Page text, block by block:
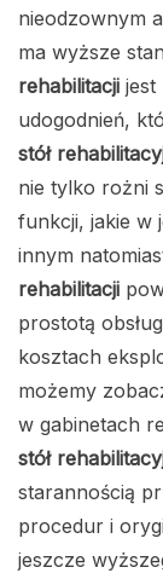
nieodzownym
ma wyższe
rehabilitacji jest
udogodnień,
stół
nie tylko rożni
funkcji, jakie w
innym
rehabilitacji
prostotą
kosztach
możemy
w gabinetach
stół
starannością
procedur i
jeszcze